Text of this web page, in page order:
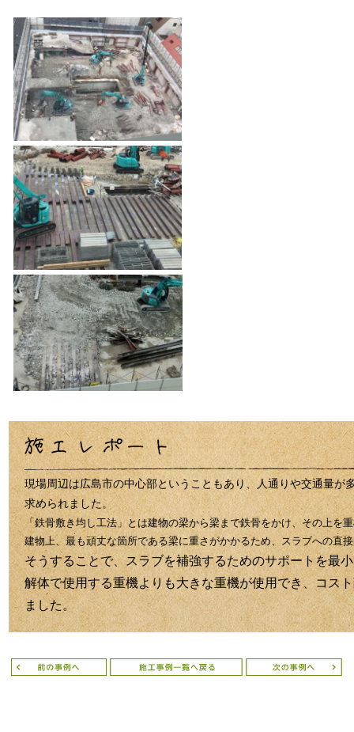
現場周辺は広島市の中心部ということもあり、 人通りや交通量が
求められました。
「鉄骨敷き均し工法」とは建物の梁から梁まで鉄骨をかけ、その上を
建物上、最も頑丈な箇所である梁に重さがかかるため、スラブへの直
そうすることで、スラブを補強するためのサポートを最
解体で使用する重機よりも大きな重機が使用でき、コス
ました。